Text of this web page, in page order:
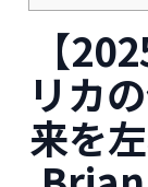
【
リカ
来を